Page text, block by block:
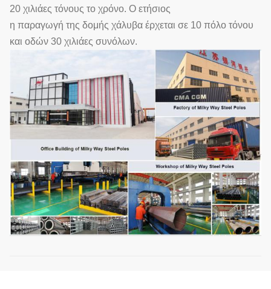
20 χιλιάες τόνους το χρόνο. Ο ετήσιος
η παραγωγή της δομής χάλυβα έρχεται σε 10 πόλο τόνου
και οδών 30 χιλιάες συνόλων.